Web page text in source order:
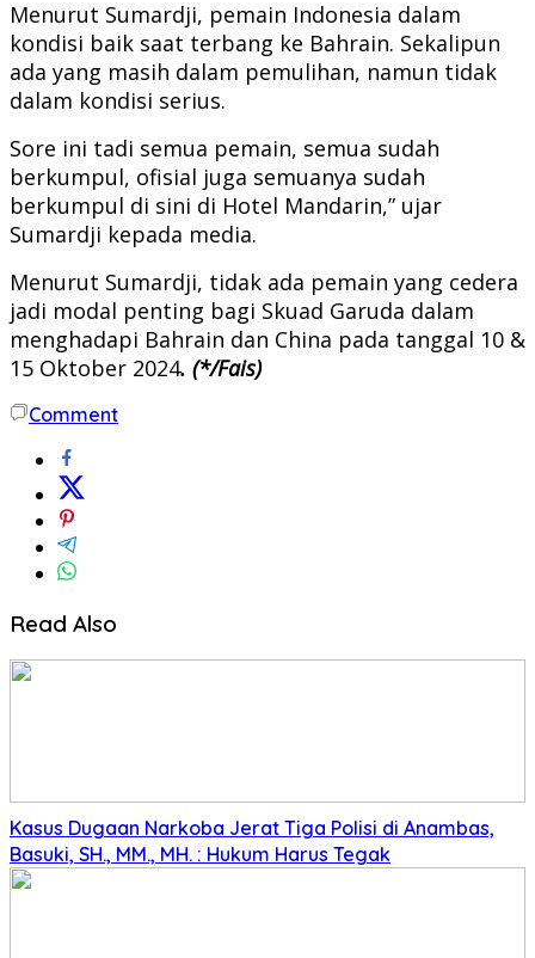
Menurut Sumardji, pemain Indonesia dalam
kondisi baik saat terbang ke Bahrain. Sekalipun
ada yang masih dalam pemulihan, namun tidak
dalam kondisi serius.
Sore ini tadi semua pemain, semua sudah
berkumpul, ofisial juga semuanya sudah
berkumpul di sini di Hotel Mandarin,” ujar
Sumardji kepada media.
Menurut Sumardji, tidak ada pemain yang cedera
jadi modal penting bagi Skuad Garuda dalam
menghadapi Bahrain dan China pada tanggal 10 &
15 Oktober 2024. (*/Fais)
Comment
Read Also
Kasus Dugaan Narkoba Jerat Tiga Polisi di Anambas,
Basuki, SH., MM., MH. : Hukum Harus Tegak